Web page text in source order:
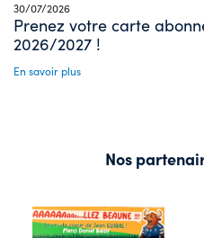
30/07/2026
Prenez votre carte
2026/2027 !
En savoir plus
Nos